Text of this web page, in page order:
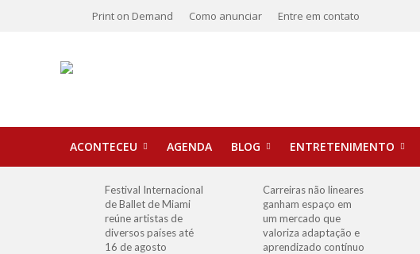
Print on Demand Como anunciar Entre em contato
ACONTECEU AGENDA BLOG ENTRETENIMENTO
Festival Internacional
de Ballet de Miami
reúne artistas de
diversos países até
16 de agosto
Carreiras não lineares
ganham espaço em
um mercado que
valoriza adaptação e
aprendizado contínuo